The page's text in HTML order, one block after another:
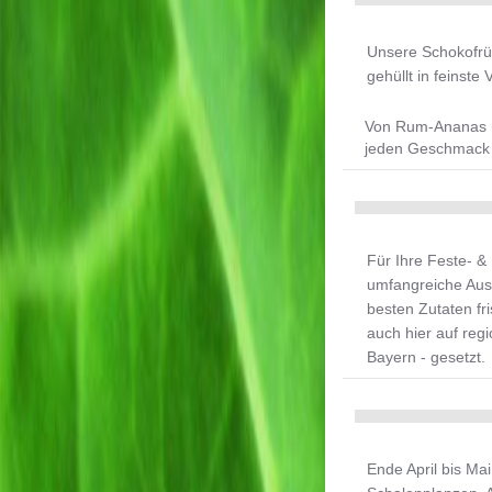
Unsere
gehüllt in feinste
Von Rum-
jeden
Für Ihre Feste-
umfangreiche
besten Zutaten
auch hier auf
Bayern - gesetzt.
Mit Kugler
Ende April bis